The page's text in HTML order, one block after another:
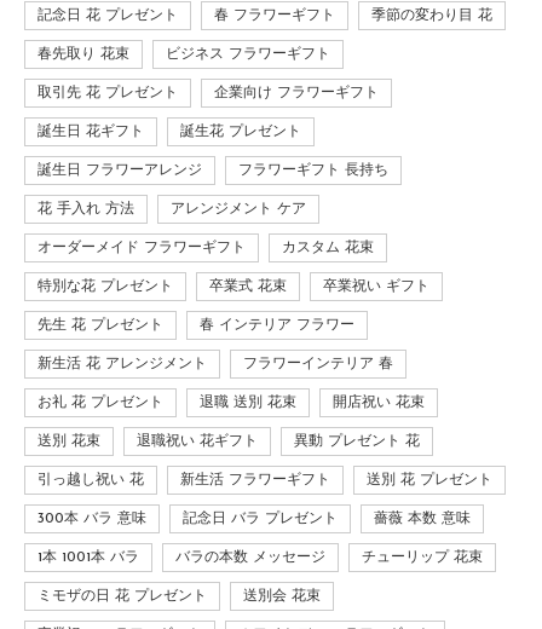
記念日 花 プレゼント 春 フラワーギフト 季節の変わり目 花
春先取り 花束 ビジネス フラワーギフト
取引先 花 プレゼント 企業向け フラワーギフト
誕生日 花ギフト 誕生花 プレゼント
誕生日 フラワーアレンジ フラワーギフト 長持ち
花 手入れ 方法 アレンジメント ケア
オーダーメイド フラワーギフト カスタム 花束
特別な花 プレゼント 卒業式 花束 卒業祝い ギフト
先生 花 プレゼント 春 インテリア フラワー
新生活 花 アレンジメント フラワーインテリア 春
お礼 花 プレゼント 退職 送別 花束 開店祝い 花束
送別 花束 退職祝い 花ギフト 異動 プレゼント 花
引っ越し祝い 花 新生活 フラワーギフト 送別 花 プレゼント
300本 バラ 意味 記念日 バラ プレゼント 薔薇 本数 意味
1本 1001本 バラ バラの本数 メッセージ チューリップ 花束
ミモザの日 花 プレゼント 送別会 花束